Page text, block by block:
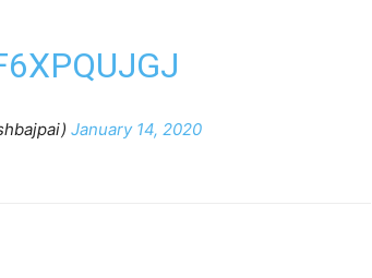
January 14, 2020